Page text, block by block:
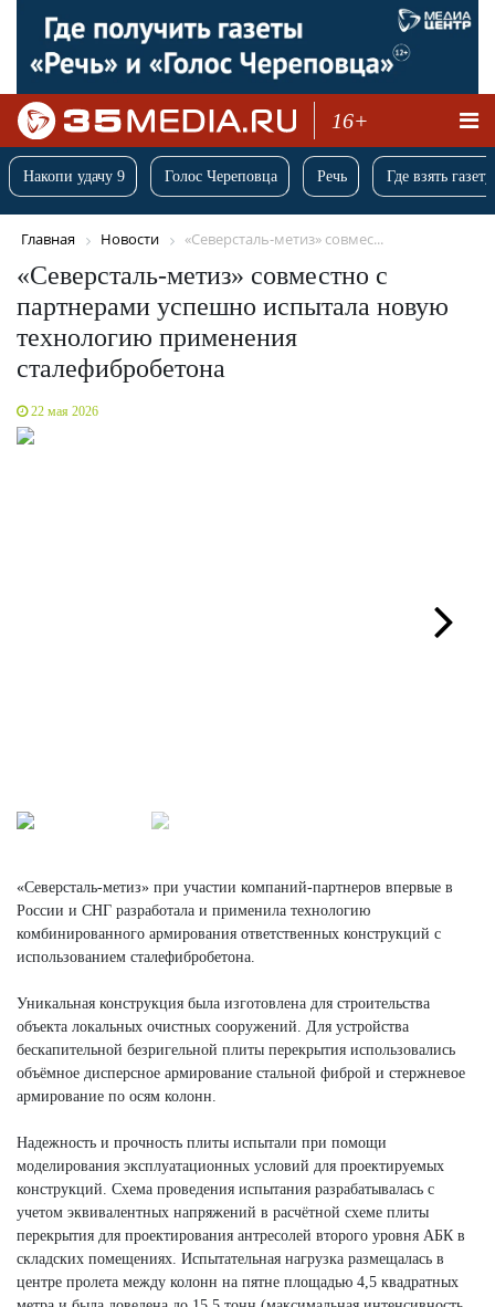
16+
Накопи удачу 9 Голос Череповца Речь Где взять
Главная Новости «Северсталь-метиз» совмес...
«Северсталь-метиз» совместно с
партнерами успешно испытала новую
технологию применения
сталефибробетона
22 мая 2026
«Северсталь-метиз» при участии компаний-партнеров впервые в
России и СНГ разработала и применила технологию
комбинированного армирования ответственных конструкций с
использованием сталефибробетона.
Уникальная конструкция была изготовлена для строительства
объекта локальных очистных сооружений. Для устройства
бескапительной безригельной плиты перекрытия использовались
объёмное дисперсное армирование стальной фиброй и стержневое
армирование по осям колонн.
Надежность и прочность плиты испытали при помощи
моделирования эксплуатационных условий для проектируемых
конструкций. Схема проведения испытания разрабатывалась с
учетом эквивалентных напряжений в расчётной схеме плиты
перекрытия для проектирования антресолей второго уровня АБК в
складских помещениях. Испытательная нагрузка размещалась в
центре пролета между колонн на пятне площадью 4,5 квадратных